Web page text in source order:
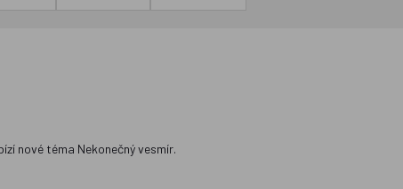
nové téma Nekonečný vesmír.